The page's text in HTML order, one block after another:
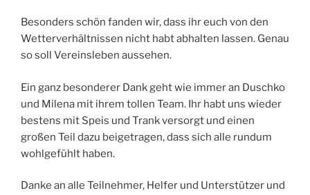
Besonders schön fanden wir, dass ihr euch von den
Wetterverhältnissen nicht habt abhalten lassen. Genau
so soll Vereinsleben aussehen.
Ein ganz besonderer Dank geht wie immer an Duschko
und Milena mit ihrem tollen Team. Ihr habt uns wieder
bestens mit Speis und Trank versorgt und einen
großen Teil dazu beigetragen, dass sich alle rundum
wohlgefühlt haben.
Danke an alle Teilnehmer, Helfer und Unterstützer und